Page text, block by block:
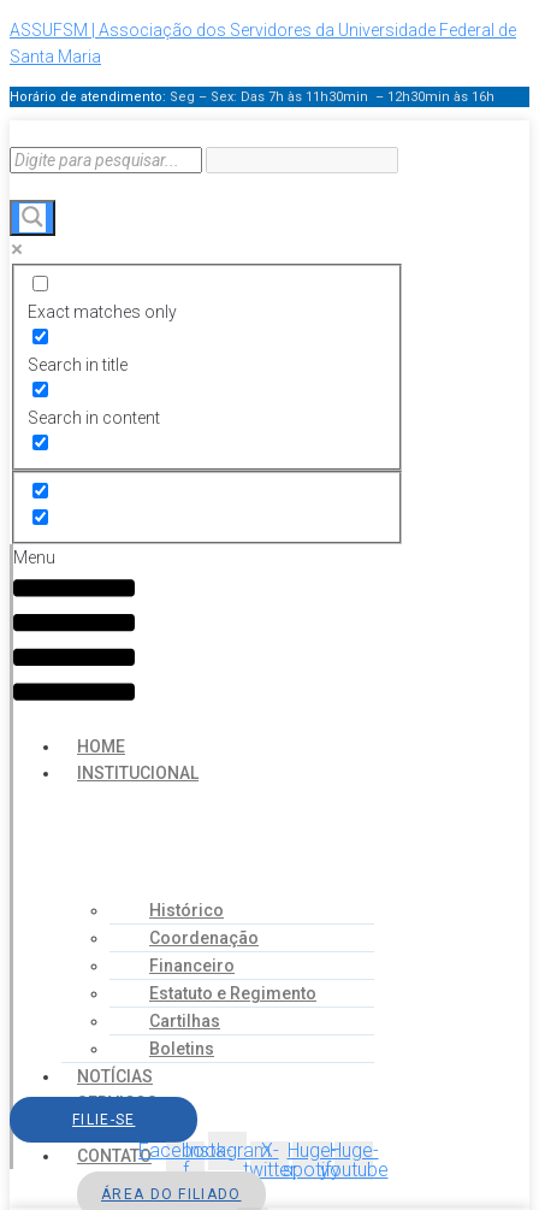
ASSUFSM | Associação dos Servidores da Universidade Federal de
Santa Maria
Horário de atendimento: Seg – Sex: Das 7h às 11h30min – 12h30min às 16h
Exact matches only
Search in title
Search in content
Menu
HOME
INSTITUCIONAL
Histórico
Coordenação
Financeiro
Estatuto e Regimento
Cartilhas
Boletins
NOTÍCIAS
SERVIÇOS
AGENDA
CONTATO
FILIE-SE
Facebook-
f
InstagramX-
twitter
Huge-
spotify
Huge-
youtube
ÁREA DO FILIADO